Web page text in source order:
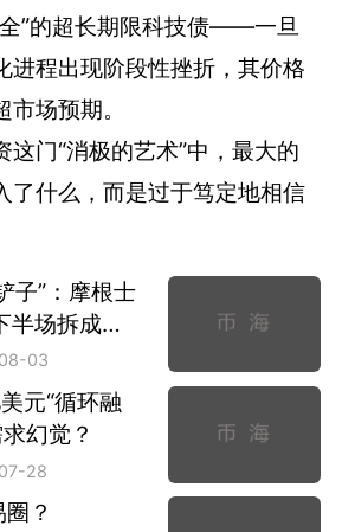
”的超长期限科技债——一旦
进程出现阶段性挫折，其价格
场预期。
这门“消极的艺术”中，最大的
了什么，而是过于笃定地相信
子”：摩根士
半场拆成了
03
元“循环融
幻觉？
28
？